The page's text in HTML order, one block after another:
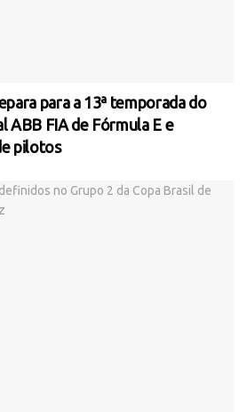
para a 13ª temporada do
ABB FIA de Fórmula E e
pilotos